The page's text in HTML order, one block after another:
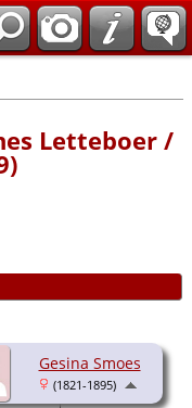
Letteboer /
Gesina Smoes
(1821-1895)